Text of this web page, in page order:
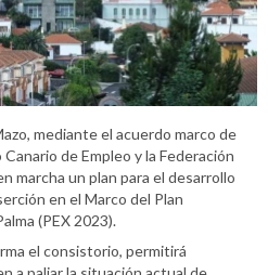
mediante el acuerdo marco de
de Empleo y la Federación
marcha un plan para el desarrollo
en el Marco del Plan
(PEX 2023).
el consistorio, permitirá